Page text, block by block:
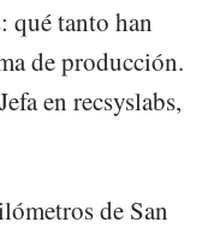
qué tanto han
de producción.
en recsyslabs,
de San